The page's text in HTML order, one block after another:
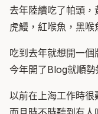
去年陸續吃了帕頭，
虎鰻，紅喉魚，黑
吃到去年就想開一
今年開了Blog就順勢
以前在上海工作時很